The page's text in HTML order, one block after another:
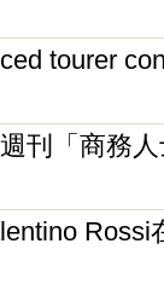
tourer
刊「商務
Rossi